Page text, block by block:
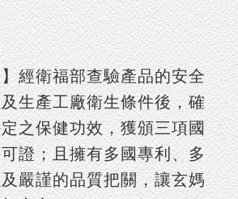
經衛福部查驗產品的安全
生產工廠衛生條件後，確
之保健功效，獲頒三項國
證；且擁有多國專利、多
嚴謹的品質把關，讓玄媽